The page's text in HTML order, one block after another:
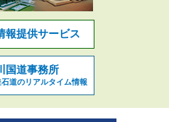
報提供サービス
国道事務所
道のリアルタイム情報